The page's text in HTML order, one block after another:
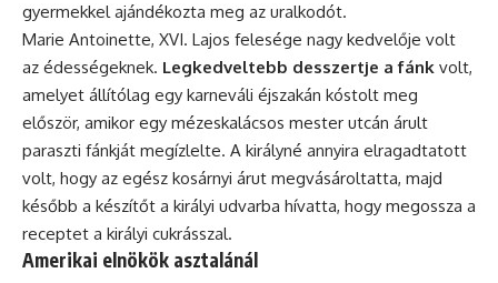
gyermekkel ajándékozta meg az uralkodót.
Marie Antoinette, XVI. Lajos felesége nagy kedvelője volt
az édességeknek. Legkedveltebb desszertje a fánk volt,
amelyet állítólag egy karneváli éjszakán kóstolt meg
először, amikor egy mézeskalácsos mester utcán árult
paraszti fánkját megízlelte. A királyné annyira elragadtatott
volt, hogy az egész kosárnyi árut megvásároltatta, majd
később a készítőt a királyi udvarba hívatta, hogy megossza a
receptet a királyi cukrásszal.
Amerikai elnökök asztalánál